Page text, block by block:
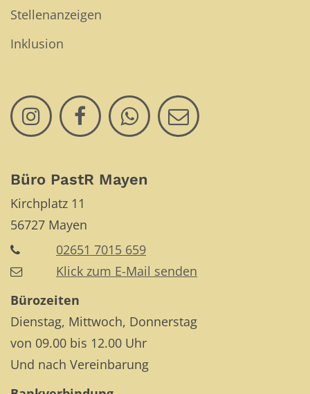
Stellenanzeigen
Inklusion
Büro PastR Mayen
Kirchplatz 11
56727 Mayen
02651 7015 659
Klick zum E-Mail senden
Bürozeiten
Dienstag, Mittwoch, Donnerstag
von 09.00 bis 12.00 Uhr
Und nach Vereinbarung